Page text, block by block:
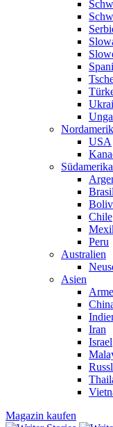
USA
Südamerika
Chile
Peru
Australien
Asien
Iran
Israel
Magazin kaufen